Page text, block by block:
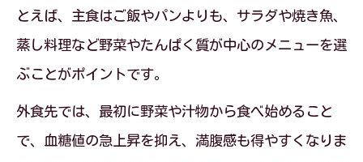
ポイント
ダイエット外食に役立つ居酒屋選びの生
活習慣
生活習慣・食事ノウハウで楽しく居酒屋
ダイエット
とえば、主食はご飯やパンよりも、サラダや焼き魚、
蒸し料理など野菜やたんぱく質が中心のメニューを選
ぶことがポイントです。
外食先では、最初に野菜や汁物から食べ始めること
で、血糖値の急上昇を抑え、満腹感も得やすくなりま